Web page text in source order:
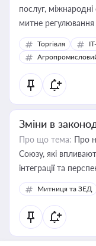
послуг, міжнародні
митне регулювання
Торгівля
Зміни в
Про що тема: Про
Союзу, які впливають на умови торгівлі, трудової міграції,
інтеграції та
Митниця та ЗЕД